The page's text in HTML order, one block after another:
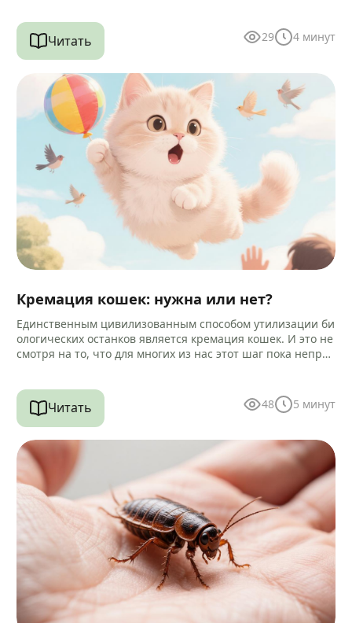
Читать 29 4 минут
Кремация кошек: нужна или нет?
Единственным цивилизованным способом утилизации би
ологических останков является кремация кошек. И это не
смотря на то, что для многих из нас этот шаг пока непри
Читать 48 5 минут